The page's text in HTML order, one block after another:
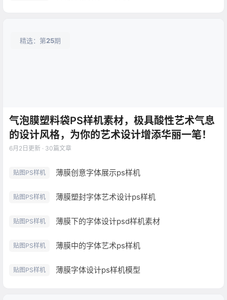
精选：第25期
气泡膜塑料袋PS样机素材，极具酸性艺术气息
的设计风格，为你的艺术设计增添华丽一笔！
6月2日 更新 · 30篇文章
贴图PS样机 薄膜创意字体展示ps样机
贴图PS样机 薄膜塑封字体艺术设计ps样机
贴图PS样机 薄膜下的字体设计psd样机素材
贴图PS样机 薄膜中的字体艺术ps样机
贴图PS样机 薄膜字体设计ps样机模型